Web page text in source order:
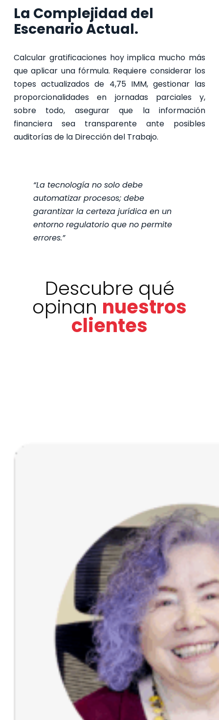
La Complejidad del
Escenario Actual.
Calcular gratificaciones hoy implica mucho más
que aplicar una fórmula. Requiere considerar los
topes actualizados de 4,75 IMM, gestionar las
proporcionalidades en jornadas parciales y,
sobre todo, asegurar que la información
financiera sea transparente ante posibles
auditorías de la Dirección del Trabajo.
“La tecnología no solo debe
automatizar procesos; debe
garantizar la certeza jurídica en un
entorno regulatorio que no permite
errores.”
Descubre qué
opinan nuestros
clientes